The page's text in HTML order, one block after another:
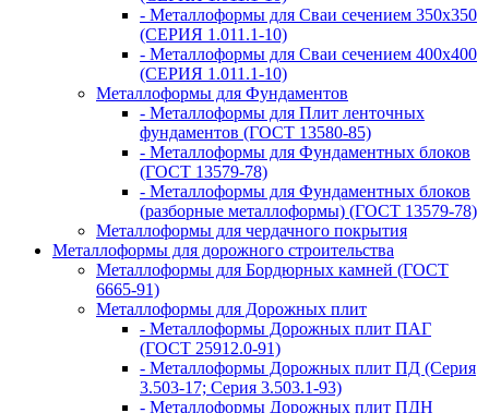
- Металлоформы для Сваи сечением 350х350
(СЕРИЯ 1.011.1-10)
- Металлоформы для Сваи сечением 400х400
(СЕРИЯ 1.011.1-10)
Металлоформы для Фундаментов
- Металлоформы для Плит ленточных
фундаментов (ГОСТ 13580-85)
- Металлоформы для Фундаментных блоков
(ГОСТ 13579-78)
- Металлоформы для Фундаментных блоков
(разборные металлоформы) (ГОСТ 13579-78)
Металлоформы для чердачного покрытия
Металлоформы для дорожного строительства
Металлоформы для Бордюрных камней (ГОСТ
6665-91)
Металлоформы для Дорожных плит
- Металлоформы Дорожных плит ПАГ
(ГОСТ 25912.0-91)
- Металлоформы Дорожных плит ПД (Серия
3.503-17; Серия 3.503.1-93)
- Металлоформы Дорожных плит ПДН